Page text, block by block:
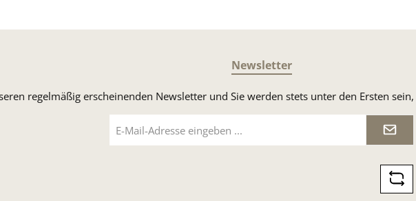
Newsletter
regelmäßig erscheinenden Newsletter und Sie werden stets unter den Ersten
Mail-
Adresse